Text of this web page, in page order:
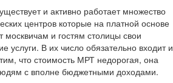
и активно работает множество
центров которые на платной основе
москвичам и гостям столицы свои
услуги. В их число обязательно входит и
что стоимость МРТ недорогая, она
с вполне бюджетными доходами.